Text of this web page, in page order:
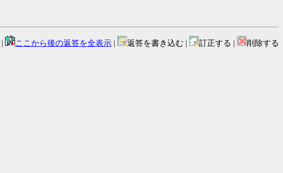
| ここから後の返答を全表示 | 返答を書き込む | 訂正する | 削除する